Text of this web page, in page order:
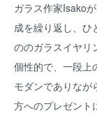
ガラス作家Isako
成を繰り返し、ひ
ののガラスイヤリ
個性的で、一段上
モダンでありなが
方へのプレゼント